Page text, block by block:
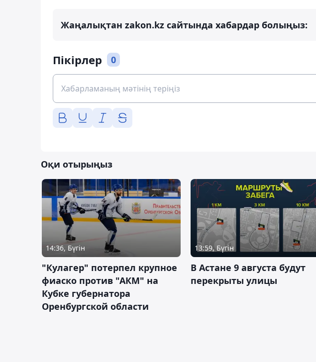
Жаңалықтан zakon.kz сайтында хабардар болыңыз:
Пікірлер 0
Оқи отырыңыз
14:36, Бүгін
"Кулагер" потерпел крупное
фиаско против "АКМ" на
Кубке губернатора
Оренбургской области
13:59, Бүгін
В Астане 9 августа будут
перекрыты улицы